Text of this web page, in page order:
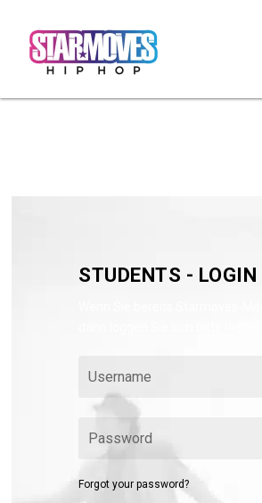
STUDENTS - LOGIN
Forgot your password?